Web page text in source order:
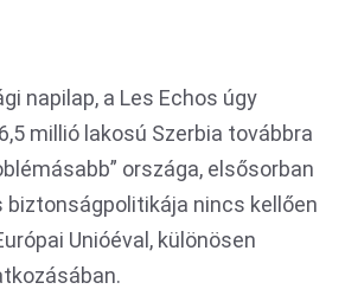
napilap, a Les Echos úgy
millió lakosú Szerbia továbbra
országa, elsősorban
biztonságpolitikája nincs kellően
Unióéval, különösen